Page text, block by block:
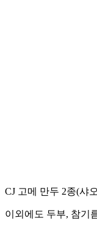
CJ 고메 만두 2종(샤
이외에도 두부, 참기